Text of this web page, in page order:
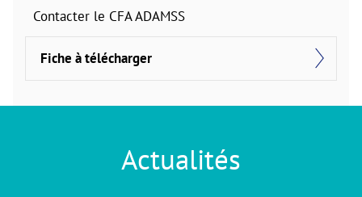
Contacter le CFA ADAMSS
Fiche à télécharger
Actualités